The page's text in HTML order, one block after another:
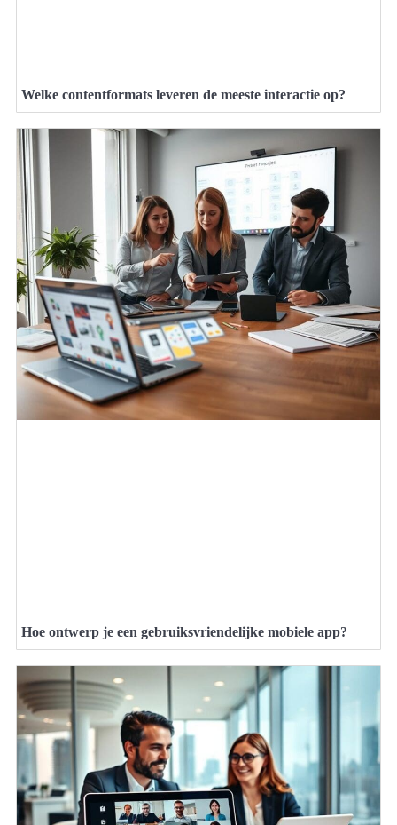
Welke contentformats leveren de meeste interactie op?
Hoe ontwerp je een gebruiksvriendelijke mobiele app?